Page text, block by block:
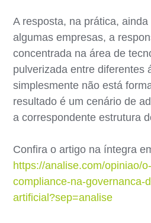
A resposta, na prática,
algumas empresas, a
concentrada na área de
pulverizada entre diferentes
simplesmente não está
resultado é um cenário de
a correspondente estrutura
Confira o artigo na íntegra
https://analise.com/opiniao/
compliance-na-governanca-
artificial?sep=analise